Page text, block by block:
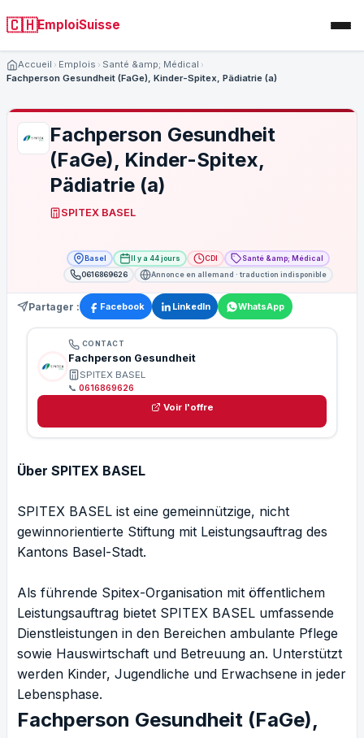
🇨🇭EmploiSuisse
Accueil Emplois
Santé &amp; Médical
Fachperson Gesundheit (FaGe), Kinder-Spitex, Pädiatrie (a)
Fachperson Gesundheit
(FaGe), Kinder-Spitex,
Pädiatrie (a)
SPITEX BASEL
Basel Il y a 44 jours CDI
Santé &amp; Médical
0616869626
Annonce en allemand · traduction indisponible
Partager : Facebook LinkedIn WhatsApp
CONTACT
Fachperson Gesundheit
SPITEX BASEL
📞 0616869626
Voir l'offre
Über SPITEX BASEL
SPITEX BASEL ist eine gemeinnützige, nicht
gewinnorientierte Stiftung mit Leistungsauftrag des
Kantons Basel-Stadt.
Als führende Spitex-Organisation mit öffentlichem
Leistungsauftrag bietet SPITEX BASEL umfassende
Dienstleistungen in den Bereichen ambulante Pflege
sowie Hauswirtschaft und Betreuung an. Unterstützt
werden Kinder, Jugendliche und Erwachsene in jeder
Lebensphase.
Fachperson Gesundheit (FaGe),